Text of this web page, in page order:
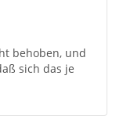
behoben, und
sich das je